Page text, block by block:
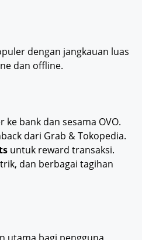
dengan jangkauan luas
dan offline.
bank dan sesama OVO.
dari Grab & Tokopedia.
untuk reward transaksi.
dan berbagai tagihan